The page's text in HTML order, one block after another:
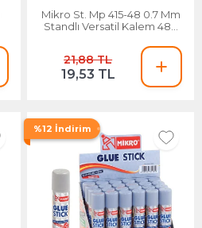
Mikro St. Mp 415-48 0.7 Mm
Standlı Versatil Kalem 48'li
21,88 TL
19,53 TL
%12 İndirim